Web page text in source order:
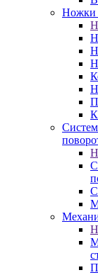
Ножки